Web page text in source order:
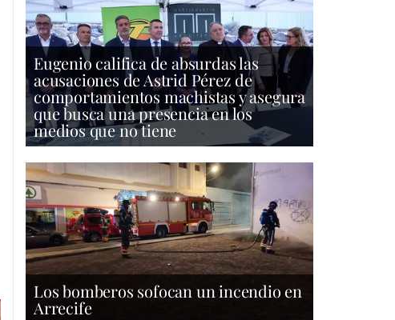
Eugenio califica de absurdas las
acusaciones de Astrid Pérez de
comportamientos machistas y asegura
que busca una presencia en los
medios que no tiene
Los bomberos sofocan un incendio en
Arrecife